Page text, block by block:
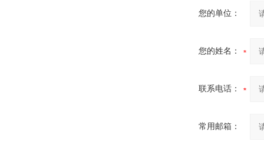
您的单位：
您的姓名：
联系电话：
常用邮箱：